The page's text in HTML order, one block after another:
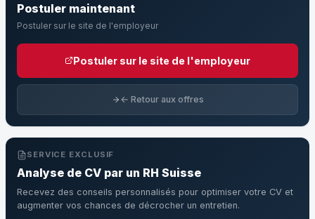
Postuler maintenant
Postuler sur le site de l'employeur
Postuler sur le site de l'employeur
← Retour aux offres
SERVICE EXCLUSIF
Analyse de CV par un RH Suisse
Recevez des conseils personnalisés pour optimiser votre CV et
augmenter vos chances de décrocher un entretien.